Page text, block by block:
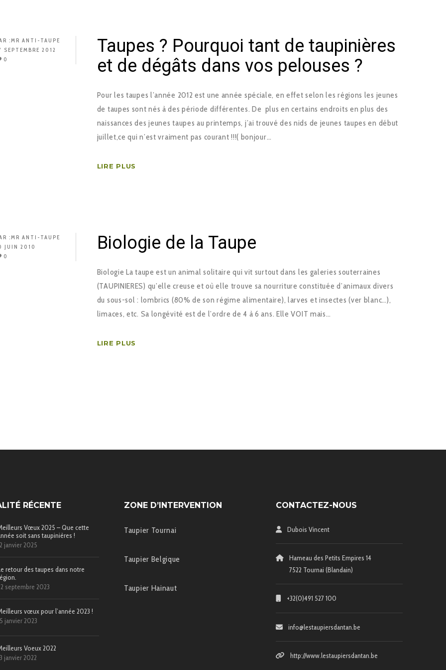
:MR ANTI-TAUPE
SEPTEMBRE 2012
0
Taupes ? Pourquoi tant de taupinières
et de dégâts dans vos pelouses ?
Pour les taupes l’année 2012 est une année spéciale, en effet selon les régions les jeunes
de taupes sont nés à des période différentes. De plus en certains endroits en plus des
naissances des jeunes taupes au printemps, j’ai trouvé des nids de jeunes taupes en début
juillet,ce qui n’est vraiment pas courant !!!( bonjour…
LIRE PLUS
:MR ANTI-TAUPE
JUIN 2010
0
Biologie de la Taupe
Biologie La taupe est un animal solitaire qui vit surtout dans les galeries souterraines
(TAUPINIERES) qu’elle creuse et où elle trouve sa nourriture constituée d’animaux divers
du sous-sol : lombrics (80% de son régime alimentaire), larves et insectes (ver blanc…),
limaces, etc. Sa longévité est de l’ordre de 4 à 6 ans. Elle VOIT mais…
LIRE PLUS
RÉCENTE
Vœux 2025 – Que cette
soit sans taupinières !
janvier 2025
retour des taupes dans notre
septembre 2023
vœux pour l’année 2023 !
janvier 2023
Voeux 2022
janvier 2022
ZONE D’INTERVENTION
Taupier Tournai
Taupier Belgique
Taupier Hainaut
CONTACTEZ-NOUS
Dubois Vincent
Hameau des Petits Empires 14
7522 Tournai (Blandain)
+32(0)491 527 100
info@lestaupiersdantan.be
http://www.lestaupiersdantan.be